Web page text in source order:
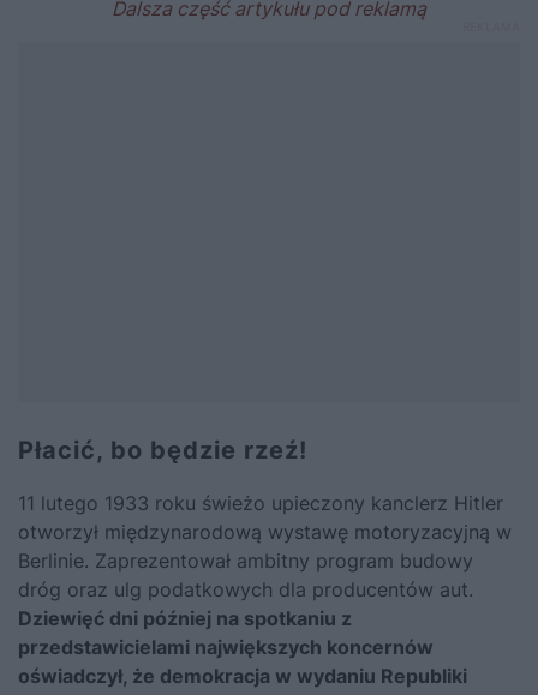
Płacić, bo będzie rzeź!
11 lutego 1933 roku świeżo upieczony kanclerz Hitler
otworzył międzynarodową wystawę motoryzacyjną w
Berlinie. Zaprezentował ambitny program budowy
dróg oraz ulg podatkowych dla producentów aut.
Dziewięć dni później na spotkaniu z
przedstawicielami największych koncernów
oświadczył, że demokracja w wydaniu Republiki